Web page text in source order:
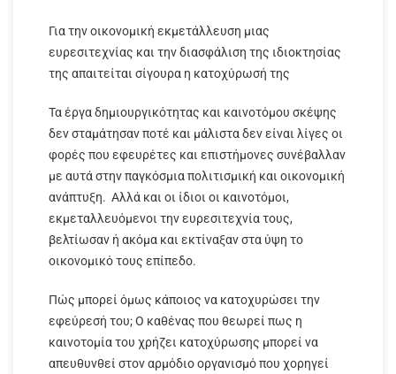
Για την οικονομική εκμετάλλευση μιας
ευρεσιτεχνίας και την διασφάλιση της ιδιοκτησίας
της απαιτείται σίγουρα η κατοχύρωσή της
Τα έργα δημιουργικότητας και καινοτόμου σκέψης
δεν σταμάτησαν ποτέ και μάλιστα δεν είναι λίγες οι
φορές που εφευρέτες και επιστήμονες συνέβαλλαν
με αυτά στην παγκόσμια πολιτισμική και οικονομική
ανάπτυξη. Αλλά και οι ίδιοι οι καινοτόμοι,
εκμεταλλευόμενοι την ευρεσιτεχνία τους,
βελτίωσαν ή ακόμα και εκτίναξαν στα ύψη το
οικονομικό τους επίπεδο.
Πώς μπορεί όμως κάποιος να κατοχυρώσει την
εφεύρεσή του; Ο καθένας που θεωρεί πως η
καινοτομία του χρήζει κατοχύρωσης μπορεί να
απευθυνθεί στον αρμόδιο οργανισμό που χορηγεί